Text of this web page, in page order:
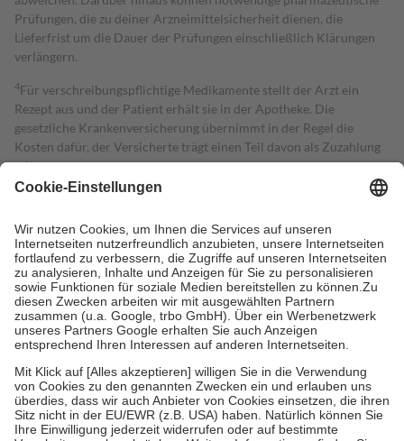
Prüfungen, die zu deiner Arzneimittelsicherheit dienen, die
Lieferfrist um die Dauer der Prüfungen einschließlich Klärungen
verlängern.
4Für verschreibungspflichtige Medikamente stellt der Arzt ein
Rezept aus und der Patient erhält sie in der Apotheke. Die
gesetzliche Krankenversicherung übernimmt in der Regel die
Kosten dafür, der Versicherte trägt einen Teil davon als Zuzahlung
mit.
Grundsätzlich leisten Mitglieder Zuzahlungen in Höhe von zehn
höchstens zehn Euro.
Es sind jedoch nie mehr als die tatsächlichen
Kosten der Leistung zu entrichten.
Diese Regeln gelten grundsätzlich auch für Online-Apotheken.
Bei Heilmitteln und häuslicher Krankenpflege beträgt die
Zuzahlung zehn Prozent der Kosten sowie zehn Euro je
Verordnung.
Um das Engagement der Versicherten für ihre eigene Gesundheit zu
stärken und die besondere Stellung der Familie zu unterstützen,
fallenkeine Zuzahlungenan bei:
• Kindern und Jugendlichen bis zum vollendeten 18. Lebensjahr
mit Ausnahme der Fahrkosten
• Untersuchungen zur Vorsorge und Früherkennung, die von der